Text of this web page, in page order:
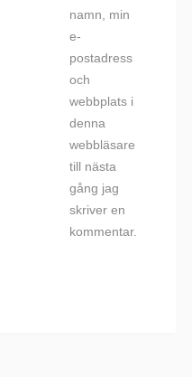
namn, min
e-
postadress
och
webbplats i
denna
webbläsare
till nästa
gång jag
skriver en
kommentar.